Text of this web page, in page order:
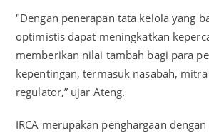
"Dengan penerapan tata kelola yang
optimistis dapat meningkatkan
memberikan nilai tambah bagi para
kepentingan, termasuk nasabah,
regulator,” ujar Ateng.
IRCA merupakan penghargaan